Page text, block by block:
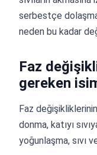
serbestçe
neden bu kadar
Faz
gereken
Faz
donma, katıyı
yoğunlaşma, sıvı